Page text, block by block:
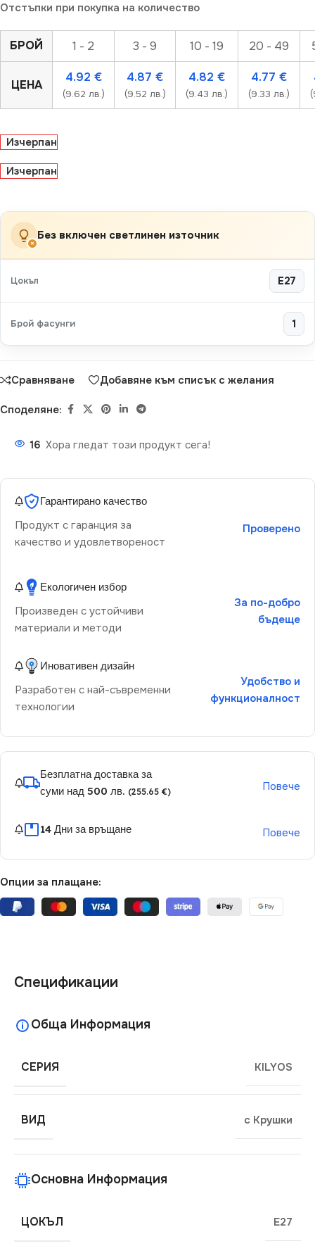
Отстъпки при покупка на количество
БРОЙ 1 - 2 3 - 9 10 - 19 20 - 49
ЦЕНА
4.92 €
(9.62 лв.)
4.87 €
(9.52 лв.)
4.82 €
(9.43 лв.)
4.77 €
(9.33 лв.)
Изчерпан
Изчерпан
×
Без включен светлинен източник
Цокъл E27
Брой фасунги 1
Сравняване Добавяне към списък с желания
Споделяне:
16 Хора гледат този продукт сега!
Гарантирано качество
Продукт с гаранция за
качество и удовлетвореност
Проверено
Екологичен избор
Произведен с устойчиви
материали и методи
За по-добро
бъдеще
Иновативен дизайн
Разработен с най-съвременни
технологии
Удобство и
функционалност
Безплатна доставка за
суми над 500 лв. (255.65 €) Повече
14 Дни за връщане Повече
Опции за плащане:
Спецификации
Обща Информация
СЕРИЯ KILYOS
ВИД с Крушки
Основна Информация
ЦОКЪЛ E27